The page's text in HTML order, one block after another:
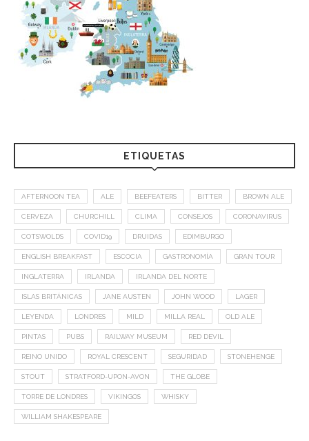
ETIQUETAS
AFTERNOON TEA ALE BEEFEATERS BITTER BROWN ALE
CERVEZA CHURCHILL CLIMA CONSEJOS CORONAVIRUS
COTSWOLDS COVID19 DRUIDAS EDIMBURGO
ENGLISH BREAKFAST ESCOCIA GASTRONOMÍA GRAN TOUR
INGLATERRA IRLANDA IRLANDA DEL NORTE
ISLAS BRITÁNICAS JANE AUSTEN JOHN WOOD LAGER
LEYENDA LONDRES MILD MILLA REAL OLD ALE
PINTAS PUBS RAILWAY MUSEUM RED DEVIL
REINO UNIDO ROYAL CRESCENT SEGURIDAD STONEHENGE
STOUT STRATFORD-UPON-AVON THE GLOBE
TORRE DE LONDRES VIKINGOS WHISKY
WILLIAM SHAKESPEARE